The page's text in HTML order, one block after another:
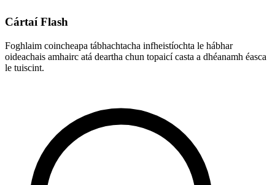
Cártaí Flash
Foghlaim coincheapa tábhachtacha infheistíochta le hábhar
oideachais amhairc atá deartha chun topaicí casta a dhéanamh éasca
le tuiscint.